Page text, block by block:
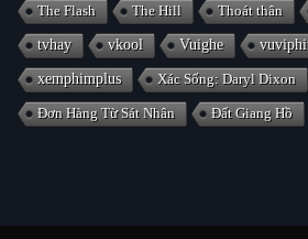
The Flash The Hill Thoát thân
tvhay vkool Vuighe
xemphimplus Xác Sống: Daryl Dixon
Đơn Hàng Từ Sát Nhân Đất Giang Hồ